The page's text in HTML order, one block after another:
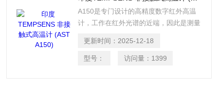
A150是专门设计的高精度数字红外高温
计，工作在红外光谱的近端，因此是测量
因为未氧化的金属表面的发射率在较短的
波长下较高。发射率、模拟输出、子范
更新时间： 2025-12-18
型号： 访问量： 1399